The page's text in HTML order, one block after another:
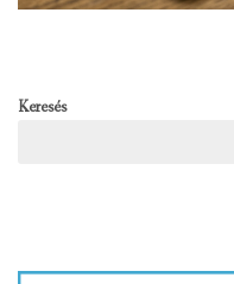
Keresés